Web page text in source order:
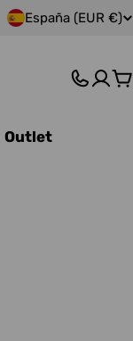
P
s
España (EUR €)
Outlet